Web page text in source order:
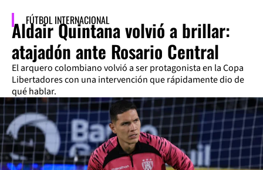
FÚTBOL INTERNACIONAL
Aldair Quintana volvió a brillar:
atajadón ante Rosario Central
El arquero colombiano volvió a ser protagonista en la Copa
Libertadores con una intervención que rápidamente dio de
qué hablar.